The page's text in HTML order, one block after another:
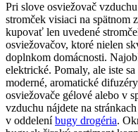
Pri slove osviežovač
stromček visiaci na spätnom
kupovať len uvedené
osviežovačov, ktoré nielen
doplnkom domácnosti.
elektrické. Pomaly, ale iste
moderné, aromatické
osviežovače gélové alebo v
vzduchu nájdete na
v oddeleníbugy drogéria.